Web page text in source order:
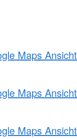
Maps Ansicht
Maps Ansicht
Maps Ansicht